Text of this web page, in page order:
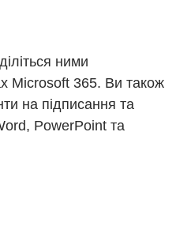
ними
Microsoft 365. Ви також
на підписання та
PowerPoint та